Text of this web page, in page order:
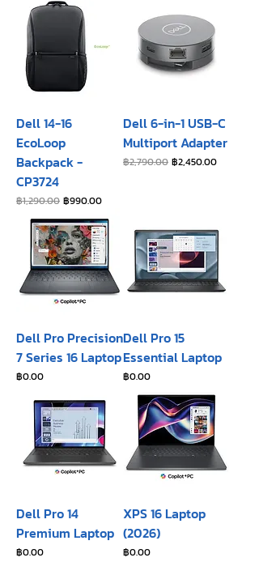
Dell 14-16
EcoLoop
Backpack -
CP3724
ราคาปกติ
฿1,290.00 ราคาขายลด
฿990.00
Dell 6-in-1 USB-C
Multiport Adapter
ราคาปกติ
฿2,790.00 ราคาขายลด
฿2,450.00
Dell Pro Precision
7 Series 16 Laptop
ราคา
฿0.00
Dell Pro 15
Essential Laptop
ราคา
฿0.00
Dell Pro 14
Premium Laptop
ราคา
฿0.00
XPS 16 Laptop
(2026)
ราคา
฿0.00